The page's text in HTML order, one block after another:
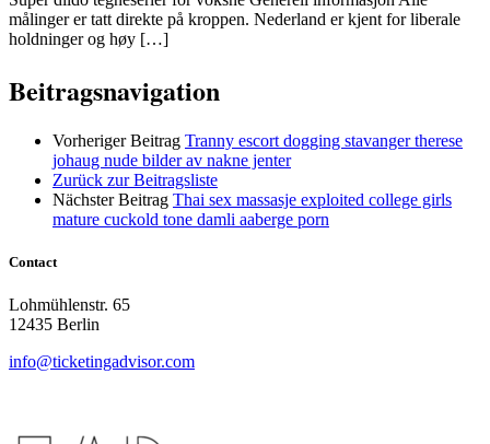
målinger er tatt direkte på kroppen. Nederland er kjent for liberale
holdninger og høy […]
Beitragsnavigation
Vorheriger Beitrag Tranny escort dogging stavanger therese
johaug nude bilder av nakne jenter
Zurück zur Beitragsliste
Nächster Beitrag Thai sex massasje exploited college girls
mature cuckold tone damli aaberge porn
Contact
Lohmühlenstr. 65
12435 Berlin
info@ticketingadvisor.com